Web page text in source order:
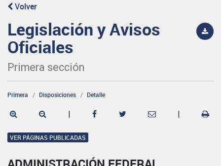
Volver
Legislación y Avisos
Oficiales
Primera sección
Primera Disposiciones Detalle
| |
VER PÁGINAS PUBLICADAS